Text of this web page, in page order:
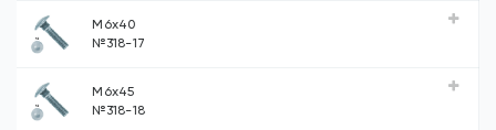
М6х40
№318-17
М6х45
№318-18